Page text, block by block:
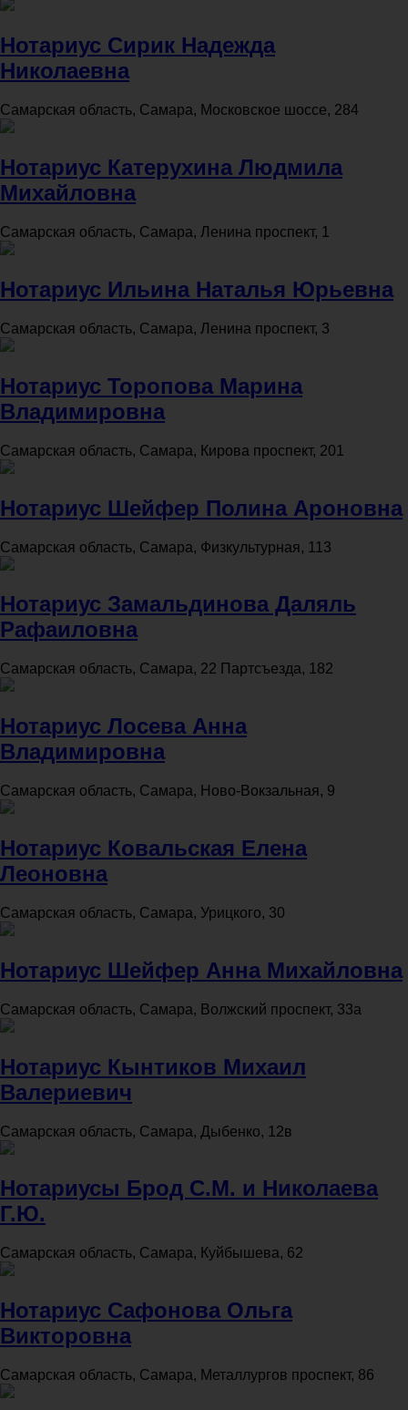
Нотариус Сирик Надежда
Николаевна
Самарская область, Самара, Московское шоссе, 284
Нотариус Катерухина Людмила
Михайловна
Самарская область, Самара, Ленина проспект, 1
Нотариус Ильина Наталья Юрьевна
Самарская область, Самара, Ленина проспект, 3
Нотариус Торопова Марина
Владимировна
Самарская область, Самара, Кирова проспект, 201
Нотариус Шейфер Полина Ароновна
Самарская область, Самара, Физкультурная, 113
Нотариус Замальдинова Даляль
Рафаиловна
Самарская область, Самара, 22 Партсъезда, 182
Нотариус Лосева Анна
Владимировна
Самарская область, Самара, Ново-Вокзальная, 9
Нотариус Ковальская Елена
Леоновна
Самарская область, Самара, Урицкого, 30
Нотариус Шейфер Анна Михайловна
Самарская область, Самара, Волжский проспект, 33а
Нотариус Кынтиков Михаил
Валериевич
Самарская область, Самара, Дыбенко, 12в
Нотариусы Брод С.М. и Николаева
Г.Ю.
Самарская область, Самара, Куйбышева, 62
Нотариус Сафонова Ольга
Викторовна
Самарская область, Самара, Металлургов проспект, 86